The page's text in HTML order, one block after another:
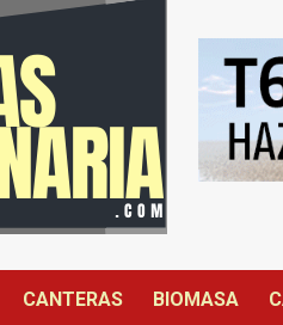
CANTERAS BIOMASA